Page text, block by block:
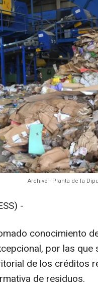
Archivo - Planta de la
-
conocimiento
por las
de los créditos
de residuos.